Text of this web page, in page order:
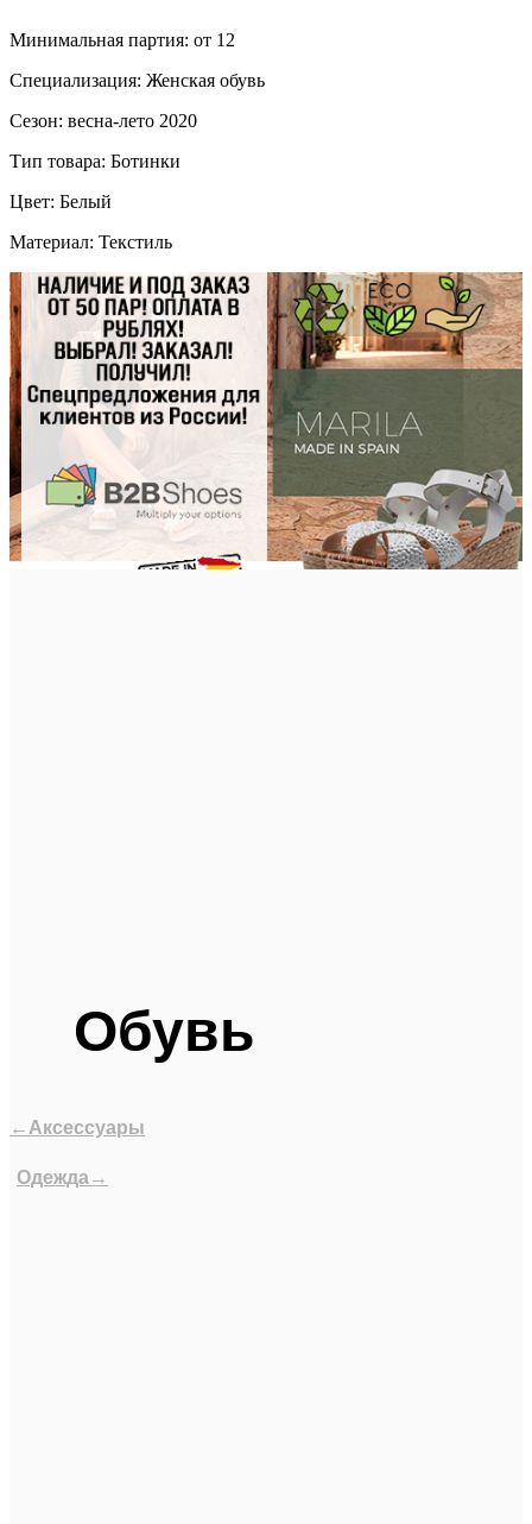
Минимальная партия: от 12
Специализация: Женская обувь
Сезон: весна-лето 2020
Тип товара: Ботинки
Цвет: Белый
Материал: Текстиль
Обувь
←Аксессуары
Одежда→